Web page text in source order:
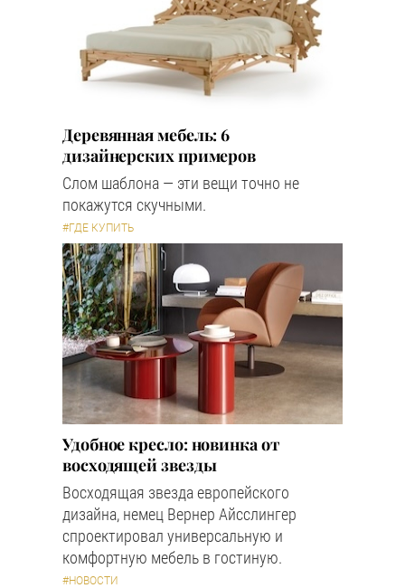
Деревянная мебель: 6
дизайнерских примеров
Слом шаблона — эти вещи точно не
покажутся скучными.
#ГДЕ КУПИТЬ
Удобное кресло: новинка от
восходящей звезды
Восходящая звезда европейского
дизайна, немец Вернер Айсслингер
спроектировал универсальную и
комфортную мебель в гостиную.
#НОВОСТИ